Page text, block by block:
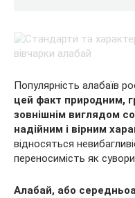
Популярність алабаїв
цей факт природним,
зовнішнім виглядом
надійним і вірним
відносяться
переносимість як
Алабай, або